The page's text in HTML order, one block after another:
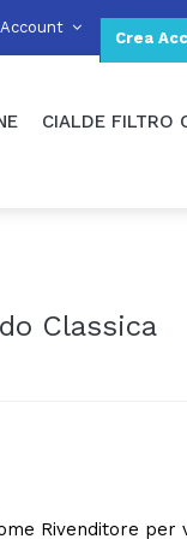
Crea
Account
CIALDE FILTRO
Classica
Rivenditore per